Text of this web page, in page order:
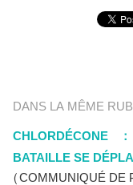
DANS LA MÊME
BATAILLE SE
(COMMUNIQUÉ DE